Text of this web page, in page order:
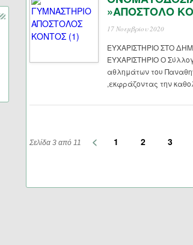
»ΑΠΟΣΤΟΛΟ
17 Νοεμβρίου 2020
ΕΥΧΑΡΙΣΤΗΡΙΟ ΣΤΟ
ΕΥΧΑΡΙΣΤΗΡΙΟ Ο
αθλημάτων του
,εκφράζοντας την
Σελίδα 3 από 11 < 1 2 3